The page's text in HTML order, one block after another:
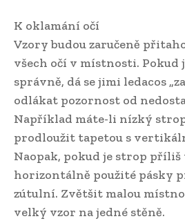
K oklamání očí
Vzory budou zaručeně
všech očí v místnosti. Pokud
správně, dá se jimi ledacos
odlákat pozornost od
Například máte-li nízký
prodloužit tapetou s
Naopak, pokud je strop příliš
horizontálně použité pásky
zútulní. Zvětšit malou
velký vzor na jedné stěně.